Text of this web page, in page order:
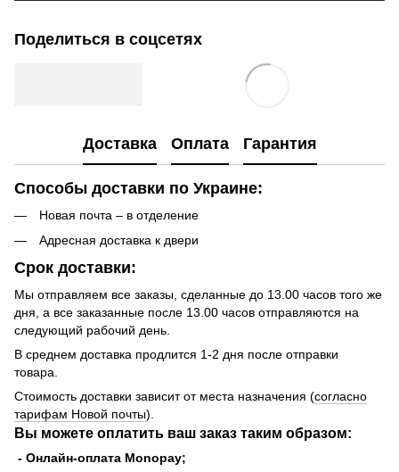
Поделиться в соцсетях
Доставка Оплата Гарантия
Способы доставки по Украине:
Новая почта – в отделение
Адресная доставка к двери
Срок доставки:
Мы отправляем все заказы, сделанные до 13.00 часов того же
дня, а все заказанные после 13.00 часов отправляются на
следующий рабочий день.
В среднем доставка продлится 1-2 дня после отправки
товара.
Стоимость доставки зависит от места назначения (согласно
тарифам Новой почты).
Вы можете оплатить ваш заказ таким образом:
- Онлайн-оплата Monopay;